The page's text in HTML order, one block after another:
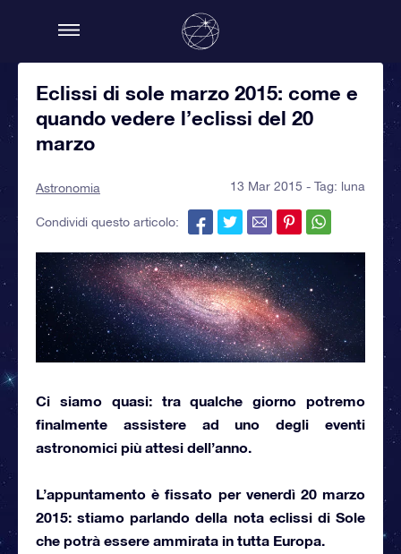
Eclissi di sole marzo 2015: come e
quando vedere l’eclissi del 20
marzo
Astronomia 13 Mar 2015 - Tag: luna
Condividi questo articolo:
Ci siamo quasi: tra qualche giorno potremo
finalmente assistere ad uno degli eventi
astronomici più attesi dell’anno.
L’appuntamento è fissato pervenerdì 20 marzo
2015: stiamo parlando della nota eclissi di Sole
che potrà essere ammirata in tutta Europa.